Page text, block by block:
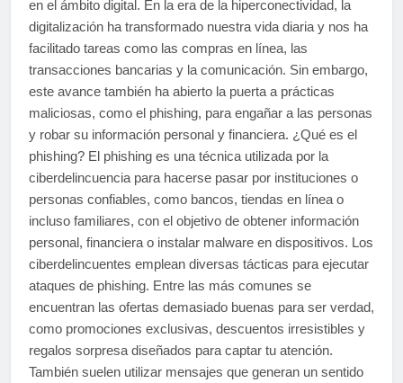
en el ámbito digital. En la era de la hiperconectividad, la
digitalización ha transformado nuestra vida diaria y nos ha
facilitado tareas como las compras en línea, las
transacciones bancarias y la comunicación. Sin embargo,
este avance también ha abierto la puerta a prácticas
maliciosas, como el phishing, para engañar a las personas
y robar su información personal y financiera. ¿Qué es el
phishing? El phishing es una técnica utilizada por la
ciberdelincuencia para hacerse pasar por instituciones o
personas confiables, como bancos, tiendas en línea o
incluso familiares, con el objetivo de obtener información
personal, financiera o instalar malware en dispositivos. Los
ciberdelincuentes emplean diversas tácticas para ejecutar
ataques de phishing. Entre las más comunes se
encuentran las ofertas demasiado buenas para ser verdad,
como promociones exclusivas, descuentos irresistibles y
regalos sorpresa diseñados para captar tu atención.
También suelen utilizar mensajes que generan un sentido